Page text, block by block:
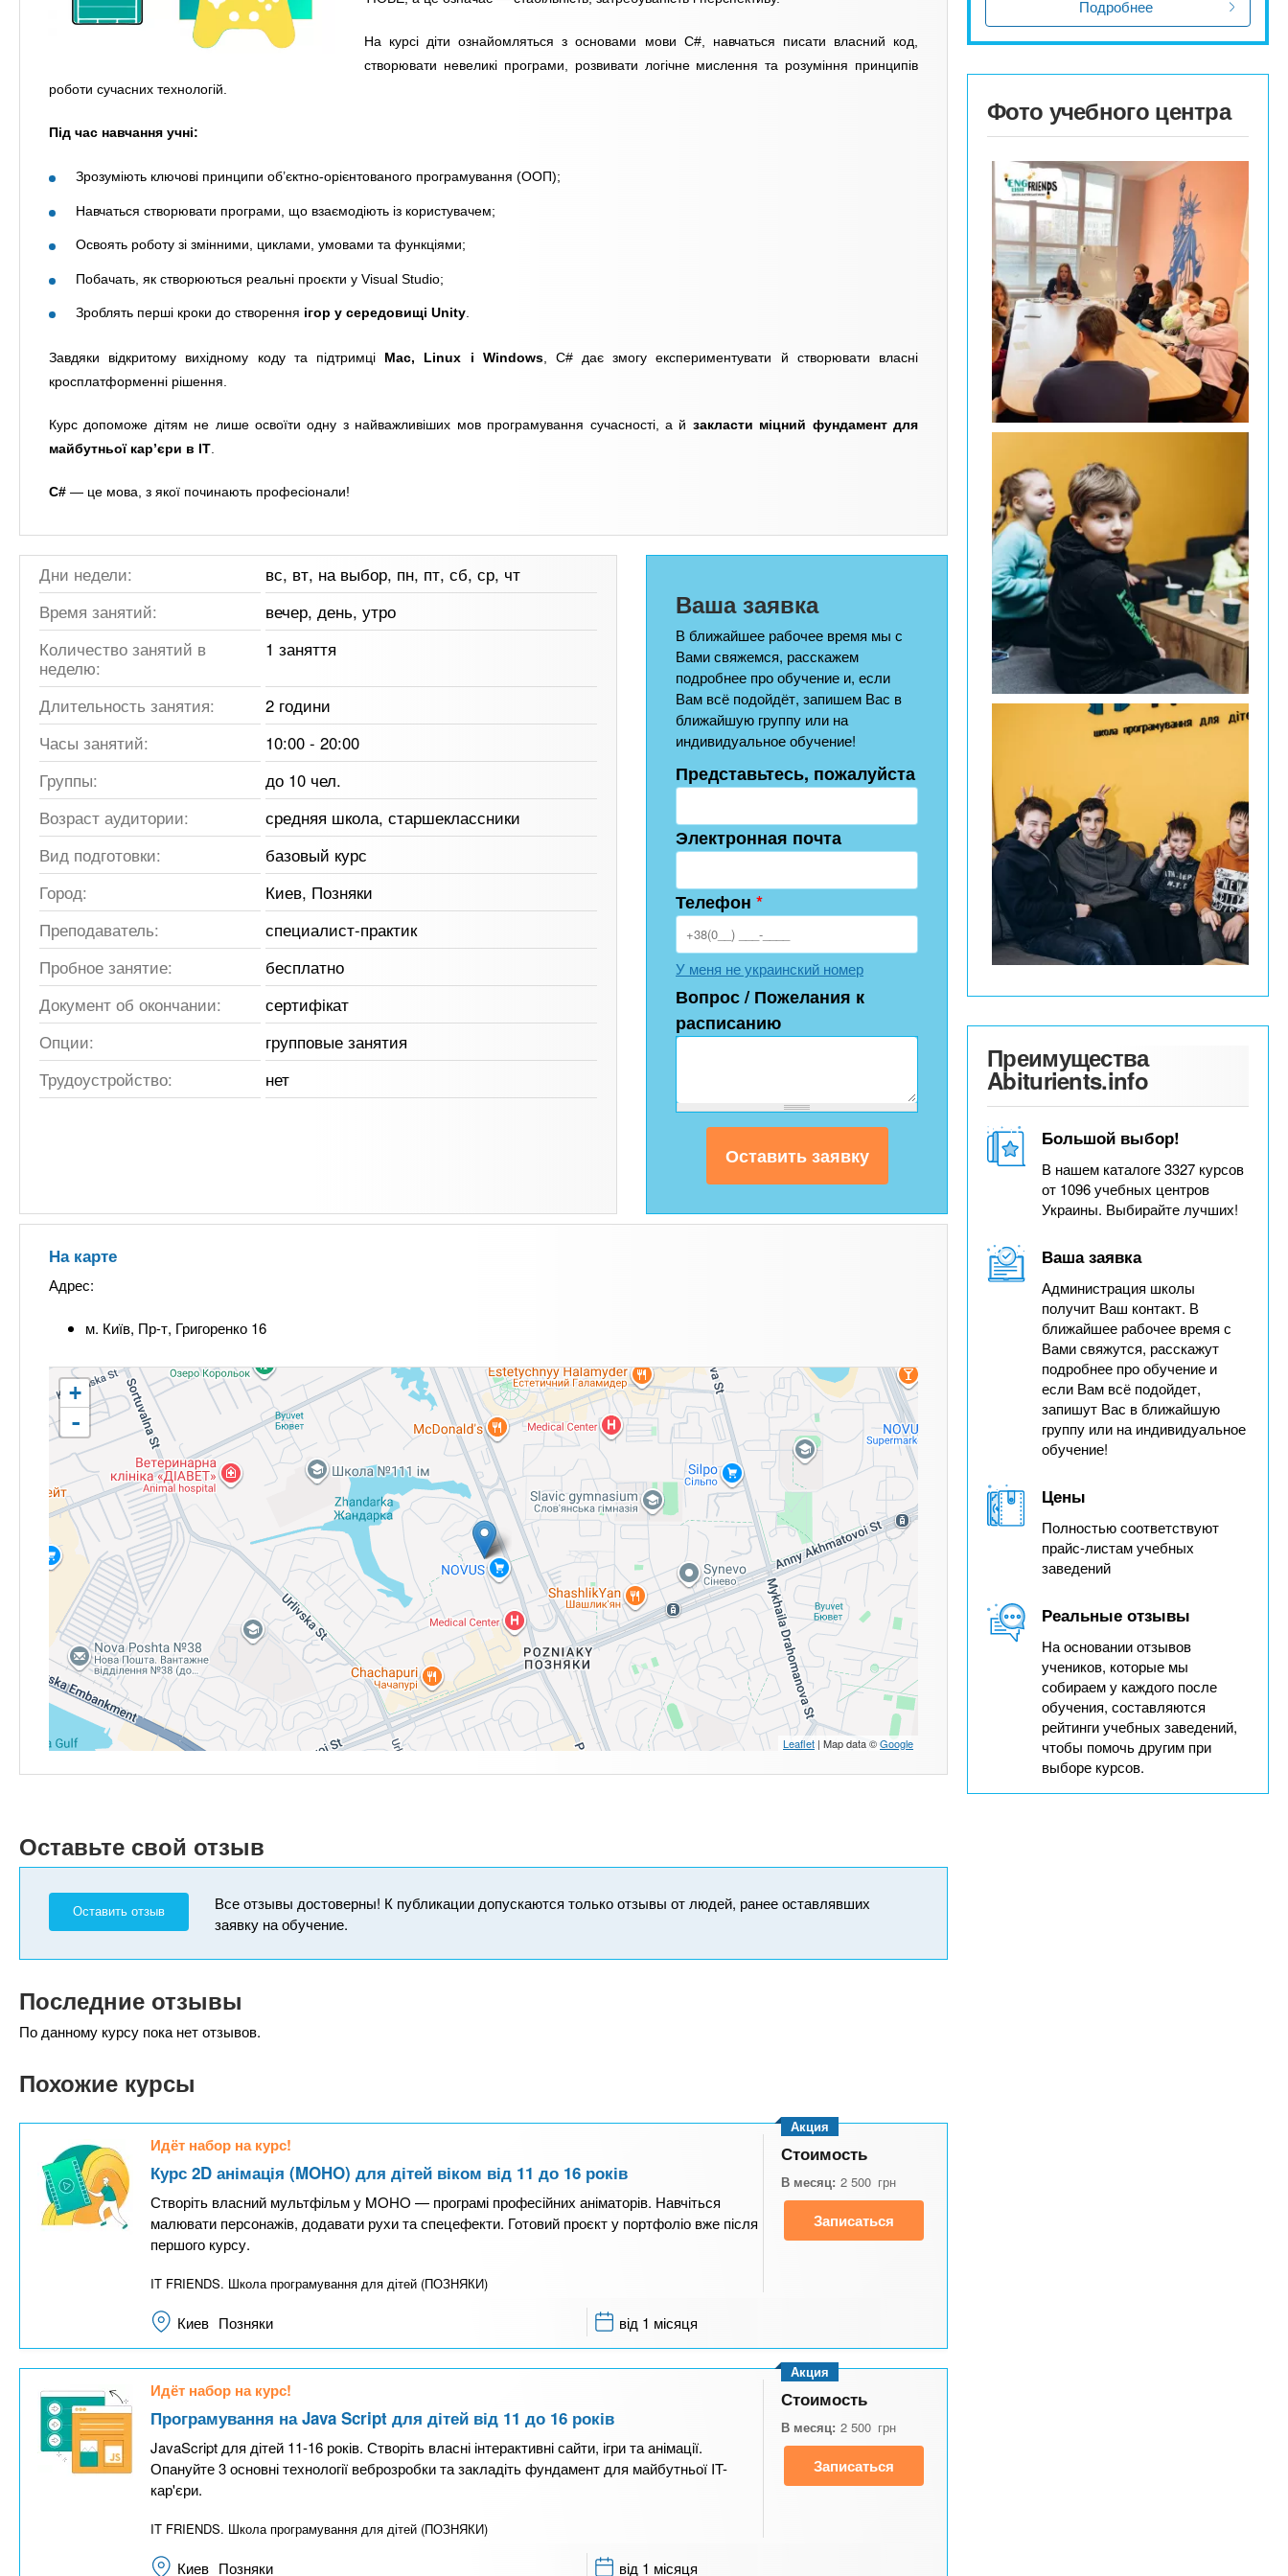
На курсі діти ознайомляться з основами мови C#, навчаться писати власний код,
створювати невеликі програми, розвивати логічне мислення та розуміння принципів
роботи сучасних технологій.
Під час навчання учні:
Зрозуміють ключові принципи об’єктно-орієнтованого програмування (ООП);
Навчаться створювати програми, що взаємодіють із користувачем;
Освоять роботу зі змінними, циклами, умовами та функціями;
Побачать, як створюються реальні проєкти у Visual Studio;
Зроблять перші кроки до створення ігор у середовищі Unity
Завдяки відкритому вихідному коду та підтримці Mac, Linux і Windows, C# дає змогу експериментувати й створювати власні
кросплатформенні рішення.
Курс допоможе дітям не лише освоїти одну з найважливіших мов програмування сучасності, а й закласти міцний фундамент для
майбутньої кар’єри в ІТ.
C# — це мова, з якої починають професіонали!
Дни недели:
вс, вт, на выбор, пн, пт, сб, ср, чт
Время занятий:
вечер, день, утро
Количество занятий в
неделю:
1 заняття
Длительность занятия:
2 години
Часы занятий:
10:00 - 20:00
Группы:
до 10 чел.
Возраст аудитории:
средняя школа, старшеклассники
Вид подготовки:
базовый курс
Город:
Киев, Позняки
Преподаватель:
специалист-практик
Пробное занятие:
бесплатно
Документ об окончании:
сертифікат
Опции:
групповые занятия
Трудоустройство:
нет
Ваша заявка
В ближайшее рабочее время мы с
Вами свяжемся, расскажем
подробнее про обучение и, если
Вам всё подойдёт, запишем Вас в
ближайшую группу или на
индивидуальное обучение!
Представьтесь, пожалуйста
Электронная почта
Телефон *
У меня не украинский номер
Вопрос / Пожелания к
расписанию
На карте
Адрес:
м. Київ, Пр-т, Григоренко 16
+
-
Leaflet | Map data ©Google
Оставьте свой отзыв
Оставить отзыв
Все отзывы достоверны! К публикации допускаются только отзывы от людей, ранее оставлявших
заявку на обучение.
Последние отзывы
По данному курсу пока нет отзывов.
Похожие курсы
Идёт набор на курс!
Курс 2D анімація (MOHO) для дітей віком від 11 до 16 років
Створіть власний мультфільм у MOHO — програмі професійних аніматорів. Навчіться
малювати персонажів, додавати рухи та спецефекти. Готовий проєкт у портфоліо вже після
першого курсу.
IT FRIENDS. Школа програмування для дітей (ПОЗНЯКИ)
Акция
Стоимость
В месяц: 2 500 грн
Записаться
Киев Позняки від 1 місяця
Идёт набор на курс!
Програмування на Java Script для дітей від 11 до 16 років
JavaScript для дітей 11-16 років. Створіть власні інтерактивні сайти, ігри та анімації.
Опануйте 3 основні технології веброзробки та закладіть фундамент для майбутньої IT-
кар'єри.
IT FRIENDS. Школа програмування для дітей (ПОЗНЯКИ)
Акция
Стоимость
В месяц: 2 500 грн
Записаться
Киев Позняки від 1 місяця
Подробнее
Фото учебного центра
Преимущества
Abiturients.info
Большой выбор!
В нашем каталоге 3327 курсов
от 1096 учебных центров
Украины. Выбирайте лучших!
Ваша заявка
Администрация школы
получит Ваш контакт. В
ближайшее рабочее время с
Вами свяжутся, расскажут
подробнее про обучение и
если Вам всё подойдет,
запишут Вас в ближайшую
группу или на индивидуальное
обучение!
Цены
Полностью соответствуют
прайс-листам учебных
заведений
Реальные отзывы
На основании отзывов
учеников, которые мы
собираем у каждого после
обучения, составляются
рейтинги учебных заведений,
чтобы помочь другим при
выборе курсов.